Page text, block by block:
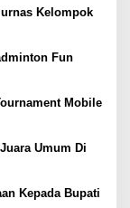
Kelompok
Fun
Mobile
Umum Di
Kepada Bupati